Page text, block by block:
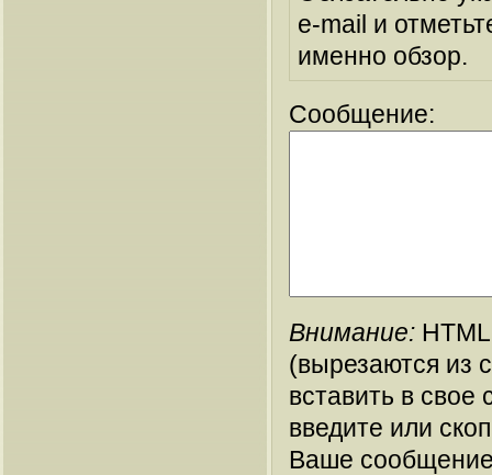
e-mail и
именно обзор.
Сообщение:
Внимание:
(вырезаются из
вставить в
введите или
Ваше